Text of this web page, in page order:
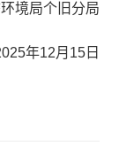
境局个旧分局
年12月15日